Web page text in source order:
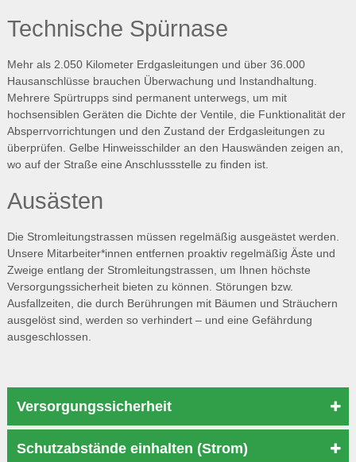
Technische Spürnase
Mehr als 2.050 Kilometer Erdgasleitungen und über 36.000
Hausanschlüsse brauchen Überwachung und Instandhaltung.
Mehrere Spürtrupps sind permanent unterwegs, um mit
hochsensiblen Geräten die Dichte der Ventile, die Funktionalität der
Absperrvorrichtungen und den Zustand der Erdgasleitungen zu
überprüfen. Gelbe Hinweisschilder an den Hauswänden zeigen an,
wo auf der Straße eine Anschlussstelle zu finden ist.
Ausästen
Die Stromleitungstrassen müssen regelmäßig ausgeästet werden.
Unsere Mitarbeiter*innen entfernen proaktiv regelmäßig Äste und
Zweige entlang der Stromleitungstrassen, um Ihnen höchste
Versorgungssicherheit bieten zu können. Störungen bzw.
Ausfallzeiten, die durch Berührungen mit Bäumen und Sträuchern
ausgelöst sind, werden so verhindert – und eine Gefährdung
ausgeschlossen.
Versorgungssicherheit
Schutzabstände einhalten (Strom)